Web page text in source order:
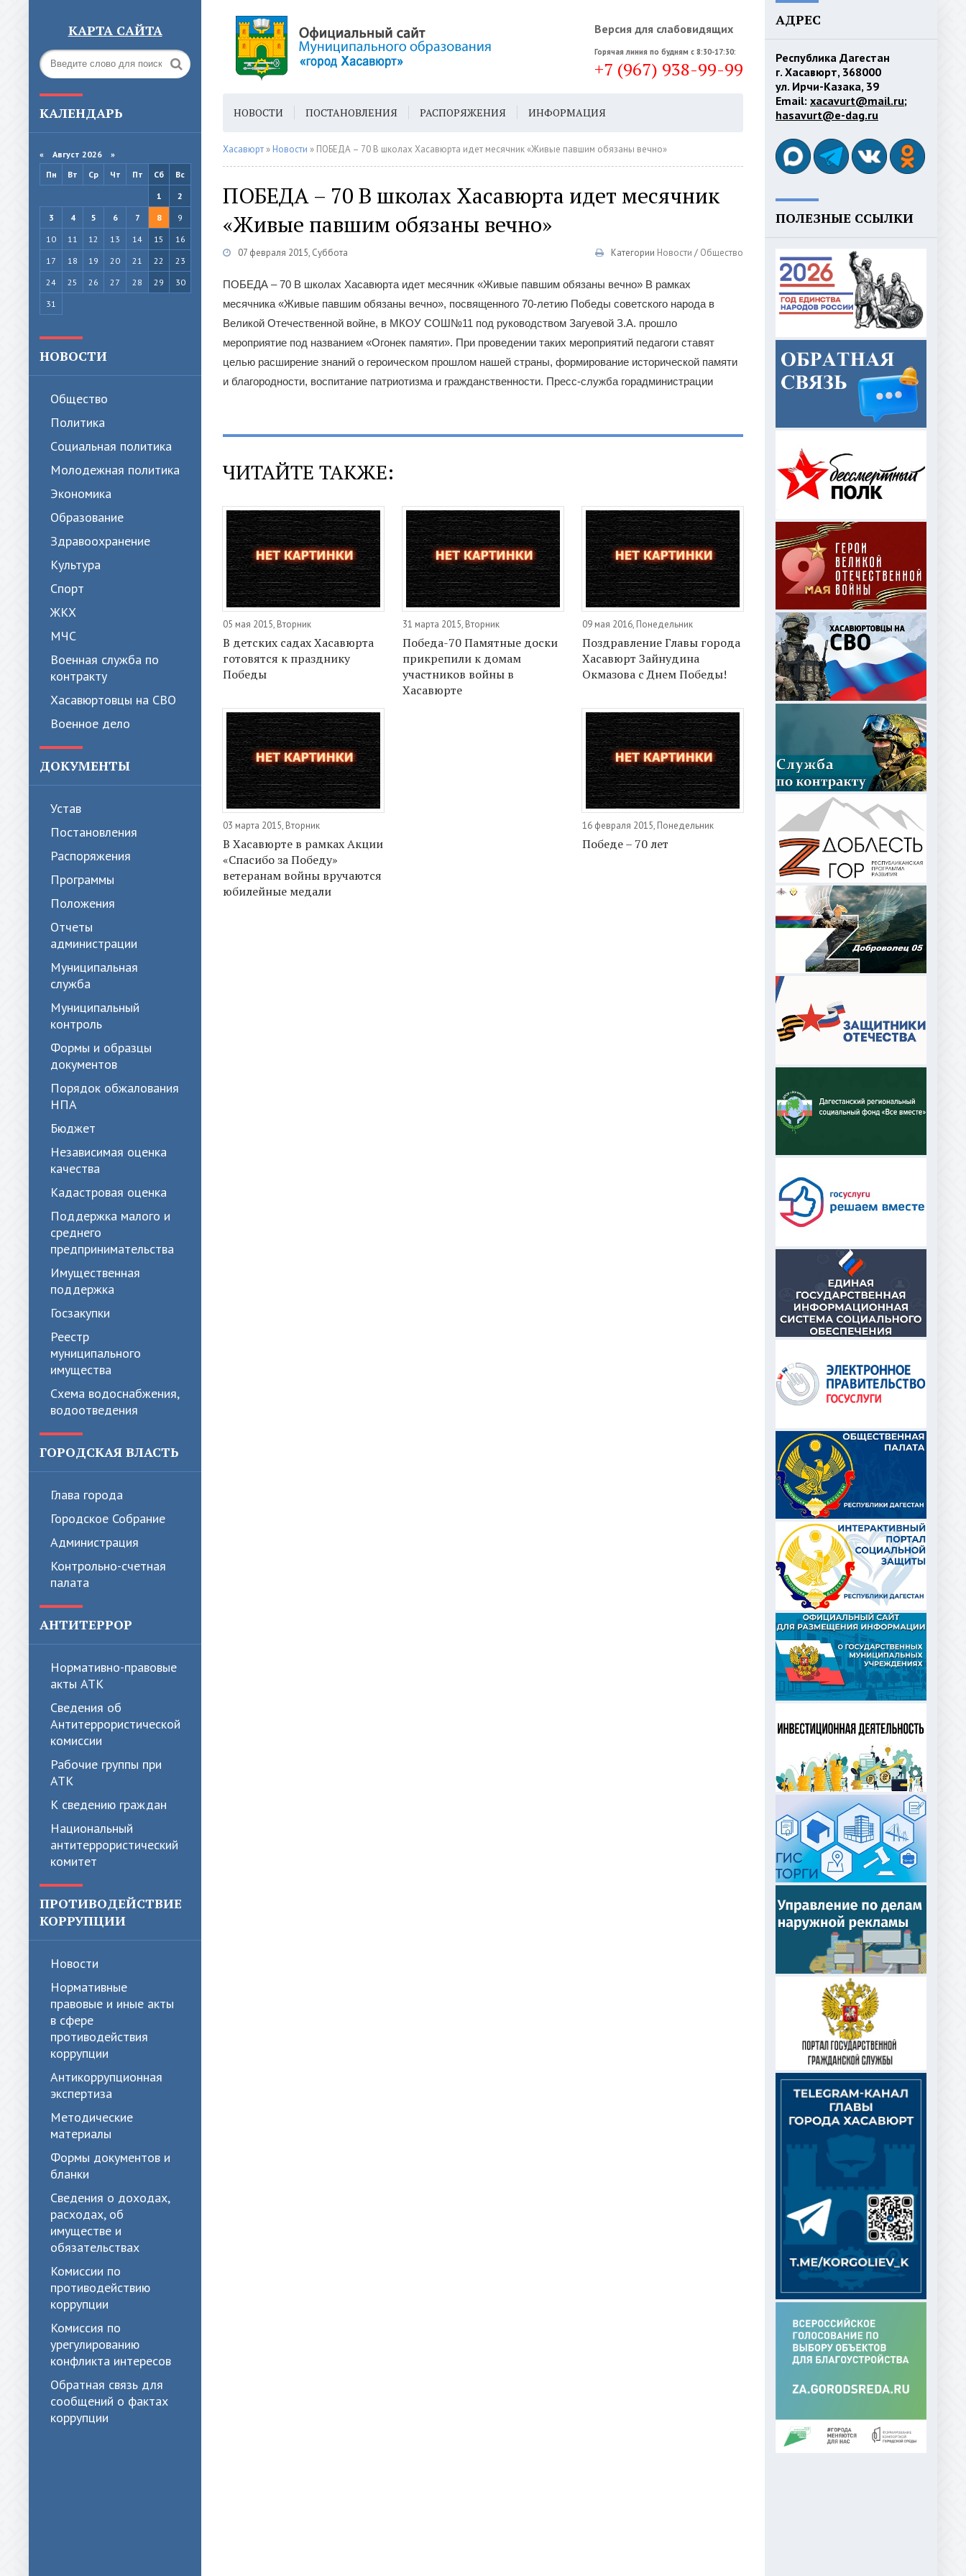
КАРТА САЙТА Версия для слабовидящих
Горячая линия по будням с 8:30-17:30:
+7 (967) 938-99-99
КАЛЕНДАРЬ
« Август 2026 »
Пн
Вт Ср Чт Пт Сб
Вс
1
2
3
4 5 6 7 8
9
10
11 12 13 14 15
16
17
18 19 20 21 22
23
24
25 26 27 28 29
30
31
НОВОСТИ
Общество
Политика
Cоциальная политика
Молодежная политика
Экономика
Образование
Здравоохранение
Культура
Спорт
ЖКХ
МЧС
Военная служба по
контракту
Хасавюртовцы на СВО
Военное дело
ДОКУМЕНТЫ
Устав
Постановления
Распоряжения
Программы
Положения
Отчеты
администрации
Муниципальная
служба
Муниципальный
контроль
Формы и образцы
документов
Порядок обжалования
НПА
Бюджет
Независимая оценка
качества
Кадастровая оценка
Поддержка малого и
среднего
предпринимательства
Имущественная
поддержка
Госзакупки
Реестр
муниципального
имущества
Схема водоснабжения,
водоотведения
ГОРОДСКАЯ ВЛАСТЬ
Глава города
Городское Собрание
Администрация
Контрольно-счетная
палата
АНТИТЕРРОР
Нормативно-правовые
акты АТК
Сведения об
Антитеррористической
комиссии
Рабочие группы при
АТК
К сведению граждан
Национальный
антитеррористический
комитет
ПРОТИВОДЕЙСТВИЕ
КОРРУПЦИИ
Новости
Нормативные
правовые и иные акты
в сфере
противодействия
коррупции
Антикоррупционная
экспертиза
Методические
материалы
Формы документов и
бланки
Сведения о доходах,
расходах, об
имуществе и
обязательствах
Комиссии по
противодействию
коррупции
Комиссия по
урегулированию
конфликта интересов
Обратная связь для
сообщений о фактах
коррупции
НОВОСТИ ПОСТАНОВЛЕНИЯ РАСПОРЯЖЕНИЯ ИНФОРМАЦИЯ
ГОРОДСКАЯ СРЕДА ГЕН. ПЛАН
Хасавюрт » Новости » ПОБЕДА – 70 В школах Хасавюрта идет месячник «Живые павшим обязаны вечно»
ПОБЕДА – 70 В школах Хасавюрта идет месячник
«Живые павшим обязаны вечно»
07 февраля 2015, Суббота Категории Новости / Общество
ПОБЕДА – 70 В школах Хасавюрта идет месячник «Живые павшим обязаны вечно» В рамках
месячника «Живые павшим обязаны вечно», посвященного 70-летию Победы советского народа в
Великой Отечественной войне, в МКОУ СОШ№11 под руководством Загуевой З.А. прошло
мероприятие под названием «Огонек памяти». При проведении таких мероприятий педагоги ставят
целью расширение знаний о героическом прошлом нашей страны, формирование исторической памяти
и благородности, воспитание патриотизма и гражданственности. Пресс-служба горадминистрации
ЧИТАЙТЕ ТАКЖЕ:
05 мая 2015, Вторник
В детских садах Хасавюрта
готовятся к празднику
Победы
31 марта 2015, Вторник
Победа-70 Памятные доски
прикрепили к домам
участников войны в
Хасавюрте
09 мая 2016, Понедельник
Поздравление Главы города
Хасавюрт Зайнудина
Окмазова с Днем Победы!
03 марта 2015, Вторник
В Хасавюрте в рамках Акции
«Спасибо за Победу»
ветеранам войны вручаются
юбилейные медали
16 февраля 2015, Понедельник
Победе – 70 лет
АДРЕС
Республика Дагестан
г. Хасавюрт, 368000
ул. Ирчи-Казака, 39
Email: xacavurt@mail.ru;
hasavurt@e-dag.ru
ПОЛЕЗНЫЕ ССЫЛКИ